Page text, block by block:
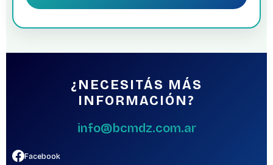
¿NECESITÁS MÁS
INFORMACIÓN?
info@bcmdz.com.ar
Facebook